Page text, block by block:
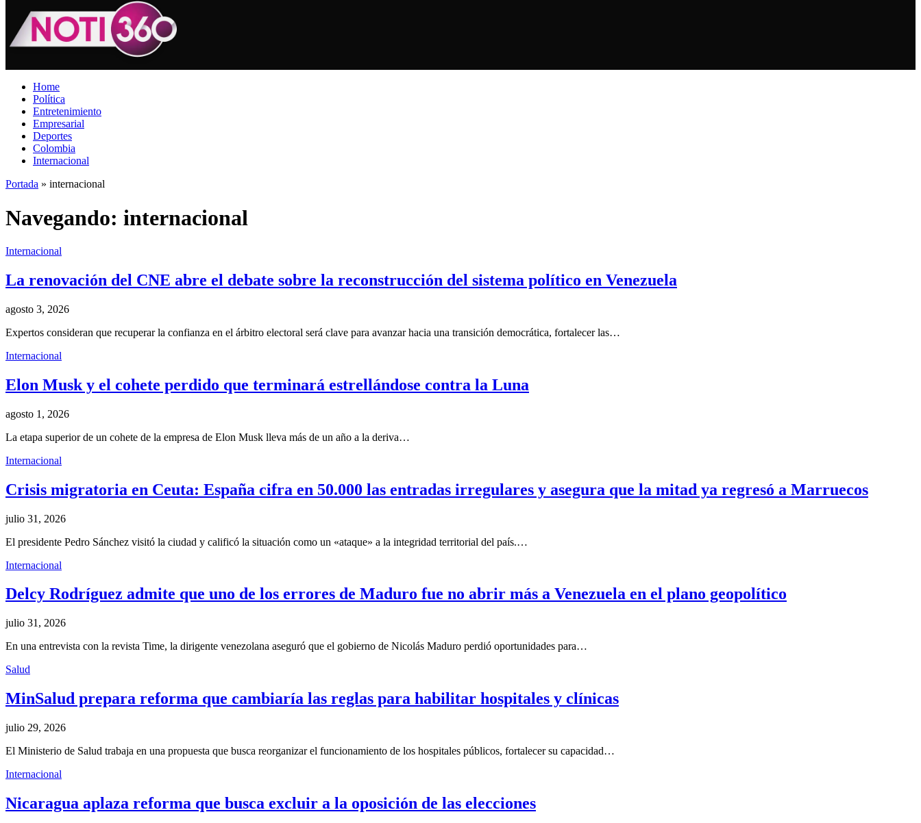
Home
Política
Entretenimiento
Empresarial
Deportes
Colombia
Internacional
Portada » internacional
Navegando: internacional
Internacional
La renovación del CNE abre el debate sobre la reconstrucción del sistema político en Venezuela
agosto 3, 2026
Expertos consideran que recuperar la confianza en el árbitro electoral será clave para avanzar hacia una transición democrática, fortalecer las…
Internacional
Elon Musk y el cohete perdido que terminará estrellándose contra la Luna
agosto 1, 2026
La etapa superior de un cohete de la empresa de Elon Musk lleva más de un año a la deriva…
Internacional
Crisis migratoria en Ceuta: España cifra en 50.000 las entradas irregulares y asegura que la mitad ya regresó a Marruecos
julio 31, 2026
El presidente Pedro Sánchez visitó la ciudad y calificó la situación como un «ataque» a la integridad territorial del país.…
Internacional
Delcy Rodríguez admite que uno de los errores de Maduro fue no abrir más a Venezuela en el plano geopolítico
julio 31, 2026
En una entrevista con la revista Time, la dirigente venezolana aseguró que el gobierno de Nicolás Maduro perdió oportunidades para…
Salud
MinSalud prepara reforma que cambiaría las reglas para habilitar hospitales y clínicas
julio 29, 2026
El Ministerio de Salud trabaja en una propuesta que busca reorganizar el funcionamiento de los hospitales públicos, fortalecer su capacidad…
Internacional
Nicaragua aplaza reforma que busca excluir a la oposición de las elecciones